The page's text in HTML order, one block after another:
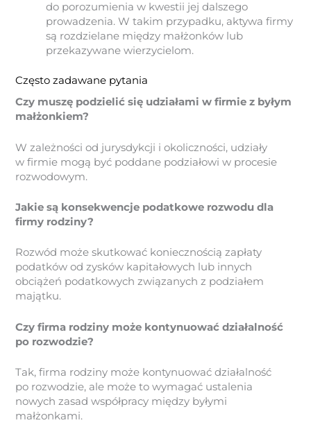
do porozumienia w kwestii jej dalszego
prowadzenia. W takim przypadku, aktywa firmy
są rozdzielane między małżonków lub
przekazywane wierzycielom.
Często zadawane pytania
Czy muszę podzielić się udziałami w firmie z byłym
małżonkiem?
W zależności od jurysdykcji i okoliczności, udziały
w firmie mogą być poddane podziałowi w procesie
rozwodowym.
Jakie są konsekwencje podatkowe rozwodu dla
firmy rodziny?
Rozwód może skutkować koniecznością zapłaty
podatków od zysków kapitałowych lub innych
obciążeń podatkowych związanych z podziałem
majątku.
Czy firma rodziny może kontynuować działalność
po rozwodzie?
Tak, firma rodziny może kontynuować działalność
po rozwodzie, ale może to wymagać ustalenia
nowych zasad współpracy między byłymi
małżonkami.